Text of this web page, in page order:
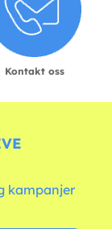
Kontakt oss
kampanjer